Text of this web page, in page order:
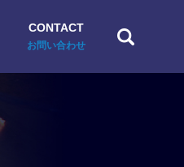
CONTACT
お問い合わせ